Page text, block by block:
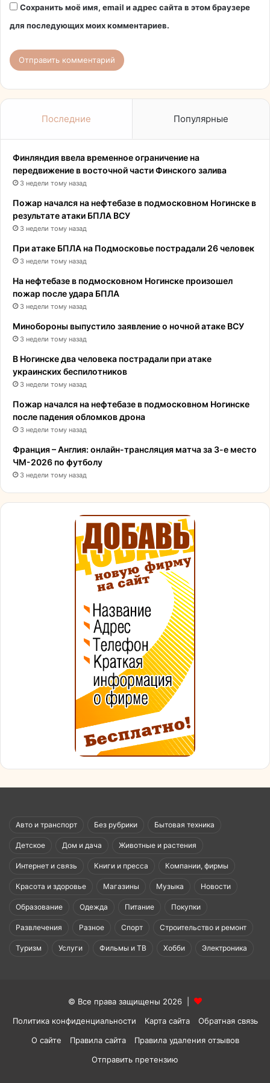
Сохранить моё имя, email и адрес сайта в этом браузере
для последующих моих комментариев.
Последние Популярные
Финляндия ввела временное ограничение на
передвижение в восточной части Финского залива
3 недели тому назад
Пожар начался на нефтебазе в подмосковном Ногинске в
результате атаки БПЛА ВСУ
3 недели тому назад
При атаке БПЛА на Подмосковье пострадали 26 человек
3 недели тому назад
На нефтебазе в подмосковном Ногинске произошел
пожар после удара БПЛА
3 недели тому назад
Минобороны выпустило заявление о ночной атаке ВСУ
3 недели тому назад
В Ногинске два человека пострадали при атаке
украинских беспилотников
3 недели тому назад
Пожар начался на нефтебазе в подмосковном Ногинске
после падения обломков дрона
3 недели тому назад
Франция – Англия: онлайн-трансляция матча за 3-е место
ЧМ-2026 по футболу
3 недели тому назад
Авто и транспорт Без рубрики Бытовая техника
Детское Дом и дача Животные и растения
Интернет и связь Книги и пресса Компании, фирмы
Красота и здоровье Магазины Музыка Новости
Образование Одежда Питание Покупки
Развлечения Разное Спорт Строительство и ремонт
Туризм Услуги Фильмы и ТВ Хобби Электроника
© Все права защищены 2026 |
Политика конфиденциальности
Карта сайта
Обратная связь
О сайте
Правила сайта
Правила удаления отзывов
Отправить претензию